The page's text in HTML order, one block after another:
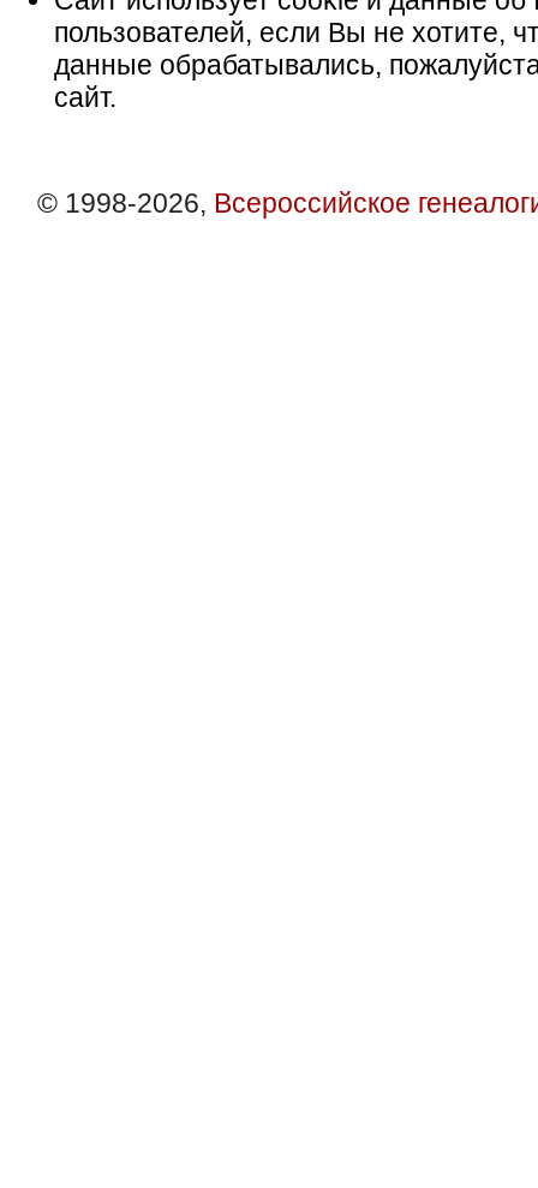
пользователей, если Вы не хотите,
данные обрабатывались,
сайт.
© 1998-2026, Всероссийское